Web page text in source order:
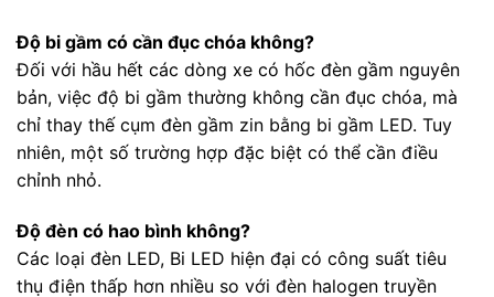
Độ bi gầm có cần đục chóa không?
Đối với hầu hết các dòng xe có hốc đèn gầm nguyên
bản, việc độ bi gầm thường không cần đục chóa, mà
chỉ thay thế cụm đèn gầm zin bằng bi gầm LED. Tuy
nhiên, một số trường hợp đặc biệt có thể cần điều
chỉnh nhỏ.
Độ đèn có hao bình không?
Các loại đèn LED, Bi LED hiện đại có công suất tiêu
thụ điện thấp hơn nhiều so với đèn halogen truyền